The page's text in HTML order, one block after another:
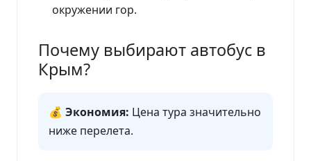
окружении гор.
Почему выбирают автобус в
Крым?
💰 Экономия: Цена тура значительно
ниже перелета.